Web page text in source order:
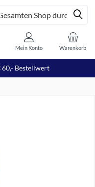
60,- Bestellwert
Warenkorb
Mein Konto